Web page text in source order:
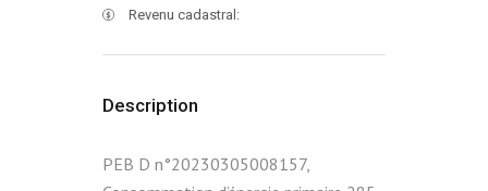
Revenu cadastral:
Description
PEB D n°20230305008157,